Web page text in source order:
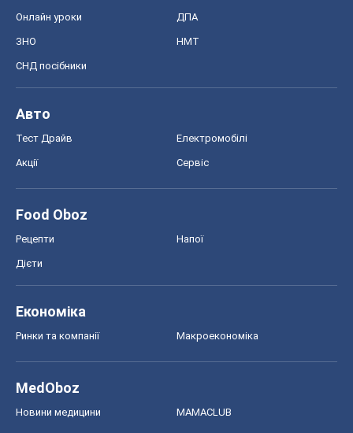
Онлайн уроки ДПА
ЗНО НМТ
СНД посібники
Авто
Тест Драйв Електромобілі
Акції Сервіс
Food Oboz
Рецепти Напої
Дієти
Економіка
Ринки та компанії Макроекономіка
MedOboz
Новини медицини MAMACLUB